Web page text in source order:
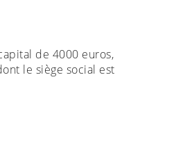
de 4000 euros,
le siège social est